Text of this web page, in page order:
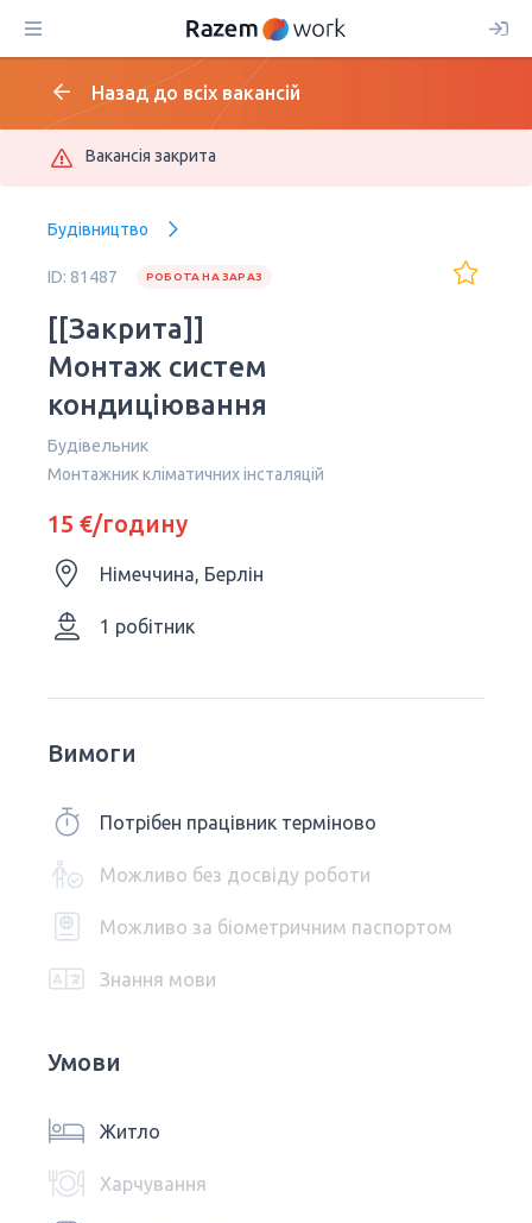
Назад до всіх вакансій
Вакансія закрита
Будівництво
ID: 81487 РОБОТА НА ЗАРАЗ
[[Закрита]]
Монтаж систем
кондиціювання
Будівельник
Монтажник кліматичних інсталяцій
15 €/годину
Німеччина, Берлін
1 робітник
Вимоги
Потрібен працівник терміново
Можливо без досвіду роботи
Можливо за біометричним паспортом
Знання мови
Умови
Житло
Харчування